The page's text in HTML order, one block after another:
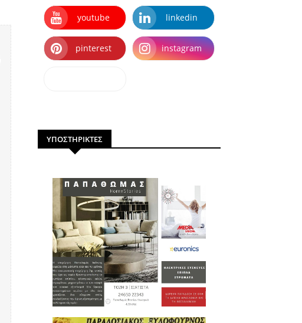
youtube linkedin
pinterest instagram
ΥΠΟΣΤΗΡΙΚΤΕΣ